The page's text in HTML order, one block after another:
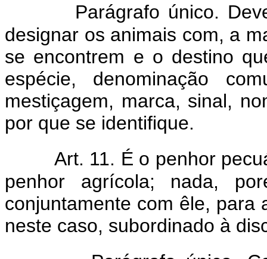
Parágrafo único.
designar os animais com, a
se encontrem e o destino
espécie, denominação
mestiçagem, marca, sinal,
por que se identifique.
Art. 11. É o penhor
penhor agrícola; nada,
conjuntamente com êle, para
neste caso, subordinado à